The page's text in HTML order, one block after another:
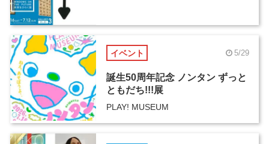
イベント 5/29
誕生50周年記念 ノンタン ずっと
ともだち!!!展
PLAY! MUSEUM